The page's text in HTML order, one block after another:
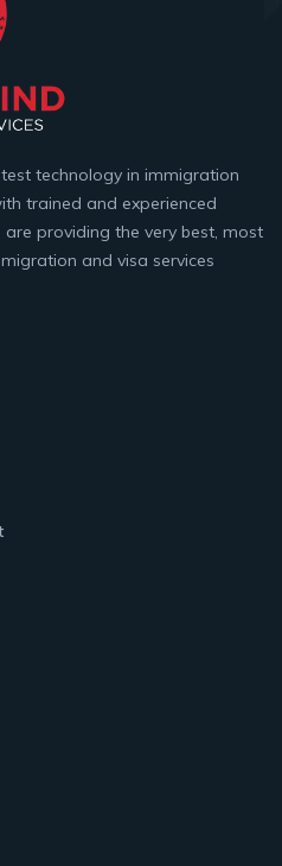
technology in immigration
trained and experienced
providing the very best, most
and visa services